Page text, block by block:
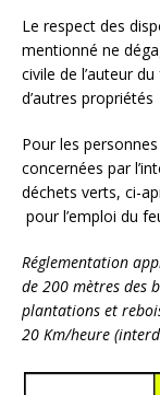
Le respect des
mentionné ne
civile de l’auteur
d’autres propriétés
Pour les
concernées par
déchets verts, ci-
pour l’emploi du
Réglementation
de 200 mètres des
plantations et
20 Km/heure